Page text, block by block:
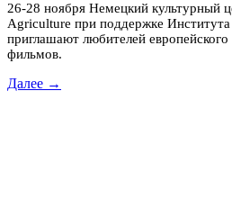
26-28 ноября Немецкий культурный
Agriculture при поддержке Института
приглашают любителей
фильмов.
Далее →